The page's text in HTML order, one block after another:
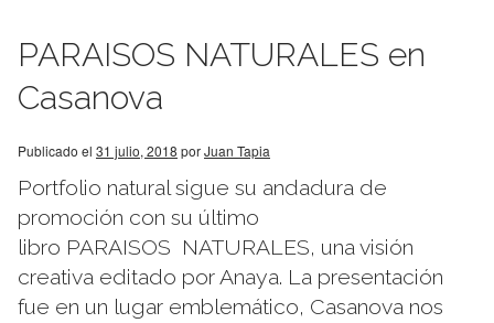
PARAISOS NATURALES en
Casanova
Publicado el 31 julio, 2018 porJuan Tapia
Portfolio natural sigue su andadura de
promoción con su último
libro PARAISOS NATURALES, una visión
creativa editado por Anaya. La presentación
fue en un lugar emblemático, Casanova nos